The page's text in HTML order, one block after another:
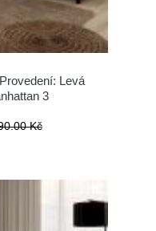
Levá
3
Kč